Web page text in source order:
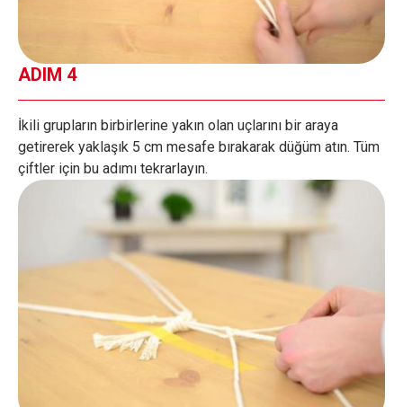
ADIM 4
İkili grupların birbirlerine yakın olan uçlarını bir araya
getirerek yaklaşık 5 cm mesafe bırakarak düğüm atın. Tüm
çiftler için bu adımı tekrarlayın.